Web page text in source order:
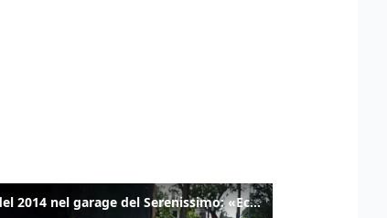
Il tanko del 2014 nel garage del Serenissimo: «Ecco come potevamo resistere per qualche giornata»